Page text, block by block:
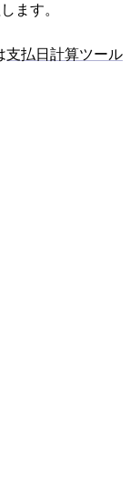
ます。
支払日計算ツール